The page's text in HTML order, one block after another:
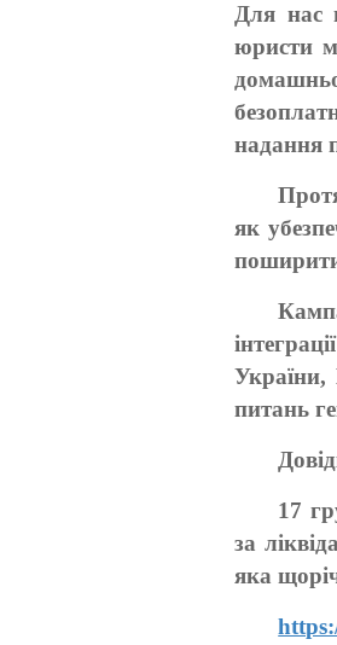
Для нас
юристи
надання
як
України,
питань
17
за
яка